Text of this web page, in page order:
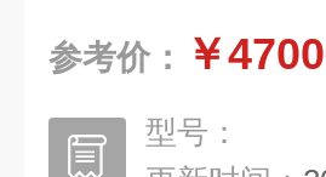
参考价： ￥
型号：